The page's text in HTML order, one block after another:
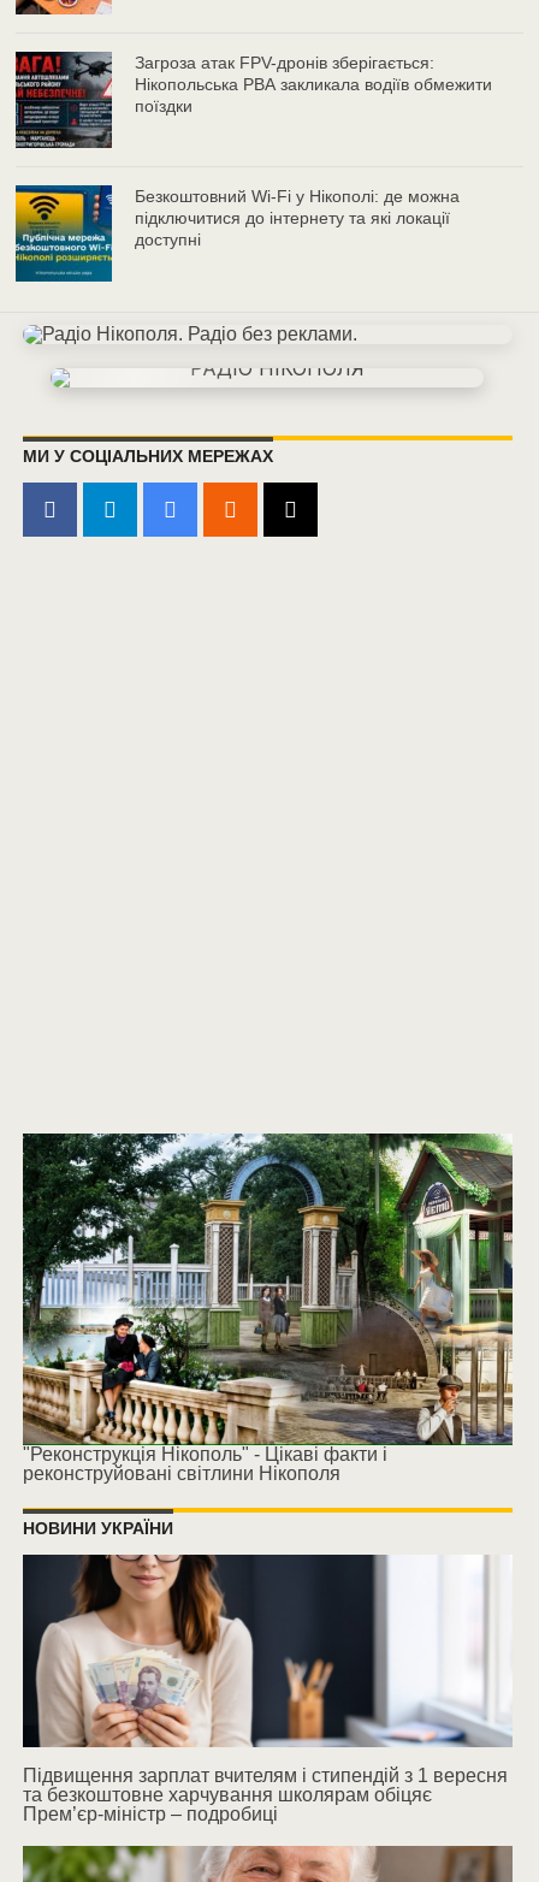
Загроза атак FPV-дронів зберігається:
Нікопольська РВА закликала водіїв обмежити
поїздки
Безкоштовний Wi-Fi у Нікополі: де можна
підключитися до інтернету та які локації
доступні
МИ У СОЦІАЛЬНИХ МЕРЕЖАХ
"Реконструкція Нікополь" - Цікаві факти і
реконструйовані світлини Нікополя
НОВИНИ УКРАЇНИ
Підвищення зарплат вчителям і стипендій з 1 вересня
та безкоштовне харчування школярам обіцяє
Прем’єр-міністр – подробиці